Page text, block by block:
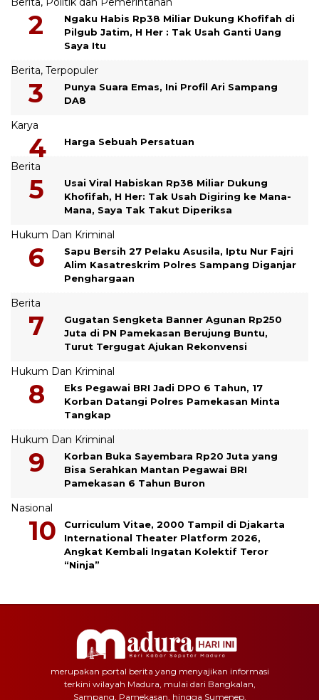
Ngaku Habis Rp38 Miliar Dukung Khofifah di
Pilgub Jatim, H Her : Tak Usah Ganti Uang
Saya Itu
Berita, Terpopuler
Punya Suara Emas, Ini Profil Ari Sampang
DA8
Karya
Harga Sebuah Persatuan
Berita
Usai Viral Habiskan Rp38 Miliar Dukung
Khofifah, H Her: Tak Usah Digiring ke Mana-
Mana, Saya Tak Takut Diperiksa
Hukum Dan Kriminal
Sapu Bersih 27 Pelaku Asusila, Iptu Nur Fajri
Alim Kasatreskrim Polres Sampang Diganjar
Penghargaan
Berita
Gugatan Sengketa Banner Agunan Rp250
Juta di PN Pamekasan Berujung Buntu,
Turut Tergugat Ajukan Rekonvensi
Hukum Dan Kriminal
Eks Pegawai BRI Jadi DPO 6 Tahun, 17
Korban Datangi Polres Pamekasan Minta
Tangkap
Hukum Dan Kriminal
Korban Buka Sayembara Rp20 Juta yang
Bisa Serahkan Mantan Pegawai BRI
Pamekasan 6 Tahun Buron
Nasional
Curriculum Vitae, 2000 Tampil di Djakarta
International Theater Platform 2026,
Angkat Kembali Ingatan Kolektif Teror
“Ninja”
merupakan portal berita yang menyajikan informasi
terkini wilayah Madura, mulai dari Bangkalan,
Sampang, Pamekasan, hingga Sumenep.